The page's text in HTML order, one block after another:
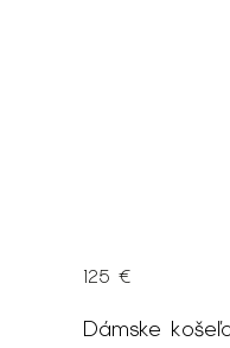
Dámske
125 €